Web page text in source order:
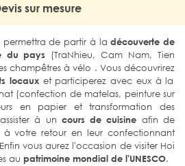
sur mesure
permettra de partir à ladécouverte de
du pays (TraNhieu, Cam Nam, Tien
champêtres à vélo . Vous découvrirez
locauxet participerez avec eux à la
(confection de matelas, peinture sur
en papier et transformation des
à un cours de cuisine afin de
votre retour en leur confectionnant
vous aurez l'occasion de visiter Hoi
au patrimoine mondial de l'UNESCO.